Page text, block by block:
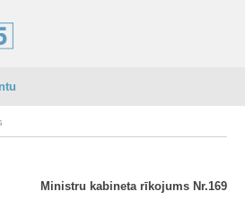
Ministru kabineta rīkojums Nr.169